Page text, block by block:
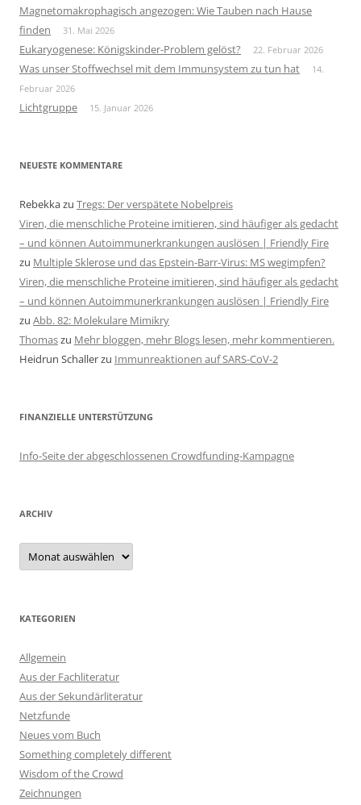
Magnetomakrophagisch angezogen: Wie Tauben nach Hause
finden
31. Mai 2026
Eukaryogenese: Königskinder-Problem gelöst? 22. Februar 2026
Was unser Stoffwechsel mit dem Immunsystem zu tun hat
14.
Februar 2026
Lichtgruppe 15. Januar 2026
NEUESTE KOMMENTARE
Rebekkazu Tregs: Der verspätete Nobelpreis
Viren, die menschliche Proteine imitieren, sind häufiger als gedacht
– und können Autoimmunerkrankungen auslösen | Friendly Fire
zu Multiple Sklerose und das Epstein-Barr-Virus: MS wegimpfen?
Viren, die menschliche Proteine imitieren, sind häufiger als gedacht
– und können Autoimmunerkrankungen auslösen | Friendly Fire
zu Abb. 82: Molekulare Mimikry
Thomaszu Mehr bloggen, mehr Blogs lesen, mehr kommentieren.
Heidrun Schallerzu Immunreaktionen auf SARS-CoV-2
FINANZIELLE UNTERSTÜTZUNG
Info-Seite der abgeschlossenen Crowdfunding-Kampagne
ARCHIV
Archiv
KATEGORIEN
Allgemein
Aus der Fachliteratur
Aus der Sekundärliteratur
Netzfunde
Neues vom Buch
Something completely different
Wisdom of the Crowd
Zeichnungen